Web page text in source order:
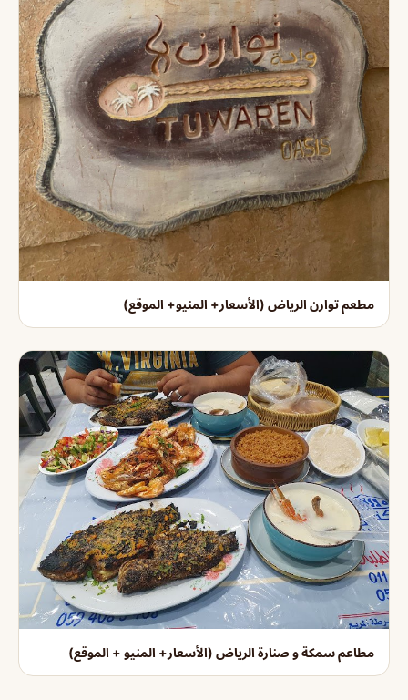
مطعم توارن الرياض (الأسعار+ المنيو+ الموقع)
مطاعم سمكة و صنارة الرياض (الأسعار+ المنيو + الموقع)